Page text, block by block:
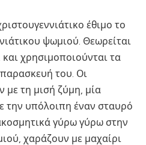
έθιμο το
ψωμιού. Θεωρείται
χρησιμοποιούνται τα
του. Οι
με τη μισή ζύμη, μία
την υπόλοιπη έναν σταυρό
γύρω γύρω στην
χαράζουν με μαχαίρι